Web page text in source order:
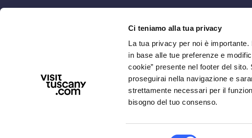
Ci teniamo alla tua privacy
La tua privacy per noi è
in base alle tue preferenze e
cookie” presente nel footer del
proseguirai nella navigazione e
strettamente necessari per il
bisogno del tuo consenso.